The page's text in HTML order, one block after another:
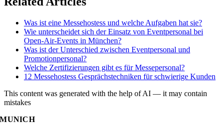
Was ist eine Messehostess und welche Aufgaben hat sie?
Wie unterscheidet sich der Einsatz von Eventpersonal bei
Open-Air-Events in München?
Was ist der Unterschied zwischen Eventpersonal und
Promotionpersonal?
Welche Zertifizierungen gibt es für Messepersonal?
12 Messehostess Gesprächstechniken für schwierige Kunden
This content was generated with the help of AI — it may contain
mistakes
MUNICH